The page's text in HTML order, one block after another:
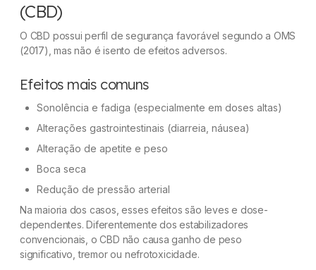
(CBD)
O CBD possui perfil de segurança favorável segundo a OMS
(2017), mas não é isento de efeitos adversos.
Efeitos mais comuns
Sonolência e fadiga (especialmente em doses altas)
Alterações gastrointestinais (diarreia, náusea)
Alteração de apetite e peso
Boca seca
Redução de pressão arterial
Na maioria dos casos, esses efeitos são leves e dose-
dependentes. Diferentemente dos estabilizadores
convencionais, o CBD não causa ganho de peso
significativo, tremor ou nefrotoxicidade.